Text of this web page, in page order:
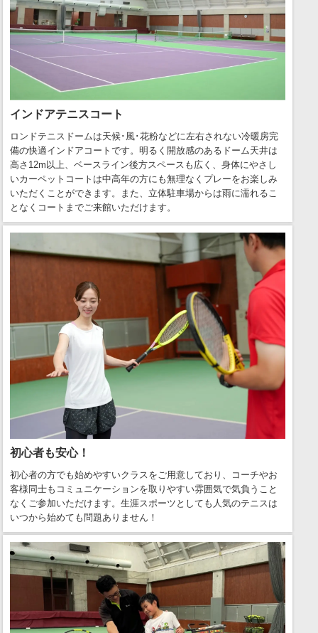
インドアテニスコート
ロンドテニスドームは天候･風･花粉などに左右されない冷暖房完
備の快適インドアコートです。明るく開放感のあるドーム天井は
高さ12m以上、ベースライン後方スペースも広く、身体にやさし
いカーペットコートは中高年の方にも無理なくプレーをお楽しみ
いただくことができます。また、立体駐車場からは雨に濡れるこ
となくコートまでご来館いただけます。
初心者も安心！
初心者の方でも始めやすいクラスをご用意しており、コーチやお
客様同士もコミュニケーションを取りやすい雰囲気で気負うこと
なくご参加いただけます。生涯スポーツとしても人気のテニスは
いつから始めても問題ありません！